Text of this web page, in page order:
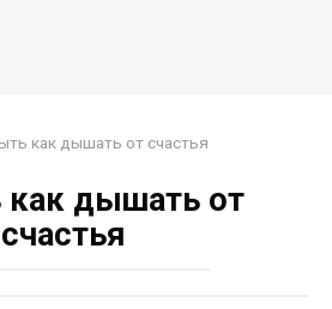
как дышать от счастья
как дышать от
счастья